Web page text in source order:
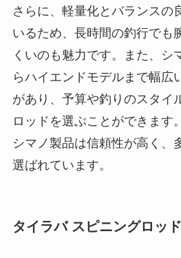
います。ただし、代用ロッド
ッドほどのしなやかさや食い
合があるため、使用するタッ
て選ぶようにしましょう。
シマノ製品の魅力
と操作性に優れており、タイ